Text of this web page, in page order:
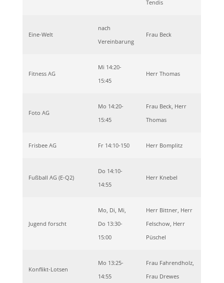
Tendis
Eine-Welt
nach
Vereinbarung
Frau Beck
Fitness AG
Mi 14:20-
15:45
Herr Thomas
Foto AG
Mo 14:20-
15:45
Frau Beck, Herr
Thomas
Frisbee AG Fr 14:10-150 Herr Bomplitz
Fußball AG (E-Q2)
Do 14:10-
14:55
Herr Knebel
Jugend forscht
Mo, Di, Mi,
Do 13:30-
15:00
Herr Bittner, Herr
Felschow, Herr
Püschel
Konflikt-Lotsen
Mo 13:25-
14:55
Frau Fahrendholz,
Frau Drewes